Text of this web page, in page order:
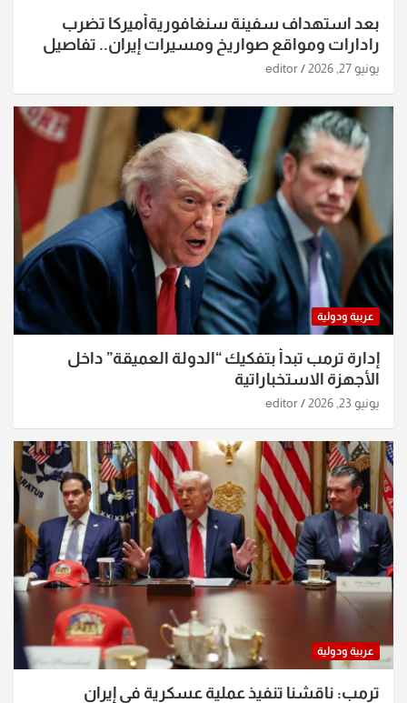
بعد استهداف سفينة سنغافوريةأميركا تضرب
رادارات ومواقع صواريخ ومسيرات إيران.. تفاصيل
الساعات الماضية
يونيو 27, 2026 editor
عربية ودولية
إدارة ترمب تبدأ بتفكيك “الدولة العميقة” داخل
الأجهزة الاستخباراتية
يونيو 23, 2026 editor
عربية ودولية
ترمب: ناقشنا تنفيذ عملية عسكرية في إيران